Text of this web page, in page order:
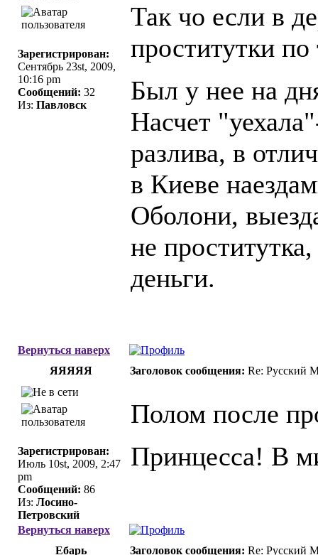
Зарегистрирован:
Сентябрь 23st, 2009,
10:16 pm
Сообщений: 32
Из: Павловск
Так чо если в
проститутки
Был у нее на
Насчет
разлива, в
в Киеве
Оболони,
не
деньги.
Вернуться наверх
ЯЯЯЯЯ
Заголовок сообщения: Re: Русский
Зарегистрирован:
Июль 10st, 2009, 2:47
pm
Сообщений: 86
Из: Лосино-
Петровский
Полом после
Принцесса! В
Вернуться наверх
Ебарь
Заголовок сообщения: Re: Русский